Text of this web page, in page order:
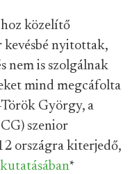
közelítő
kevésbé nyitottak,
nem is szolgálnak
mind megcáfolta
György, a
szenior
országra kiterjedő,
kutatásában*